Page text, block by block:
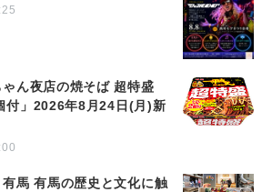
ゃん夜店の焼そば 超特盛
付」2026年8月24日(月)新
馬 有馬の歴史と文化に触